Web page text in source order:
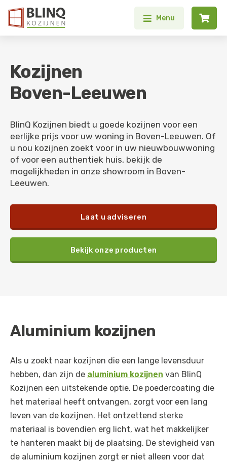
Menu 
Kozijnen
Boven-Leeuwen
BlinQ Kozijnen biedt u goede kozijnen voor een
eerlijke prijs voor uw woning in Boven-Leeuwen. Of
u nou kozijnen zoekt voor in uw nieuwbouwwoning
of voor een authentiek huis, bekijk de
mogelijkheden in onze showroom in Boven-
Leeuwen.
Bekijk onze producten
Laat u adviseren
Aluminium kozijnen
Als u zoekt naar kozijnen die een lange levensduur
hebben, dan zijn de aluminium kozijnen van BlinQ
Kozijnen een uitstekende optie. De poedercoating die
het materiaal heeft ontvangen, zorgt voor een lang
leven van de kozijnen. Het ontzettend sterke
materiaal is bovendien erg licht, wat het makkelijker
te hanteren maakt bij de plaatsing. De stevigheid van
de aluminium kozijnen zorgt er niet alleen voor dat